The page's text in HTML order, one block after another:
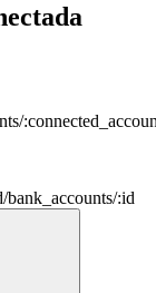
/:
/bank_accounts/:id